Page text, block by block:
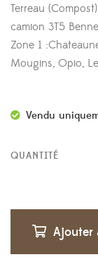
Terreau
camion 3T5
Zone 1
Mougins, Opio,
Vendu
QUANTITÉ
Ajouter